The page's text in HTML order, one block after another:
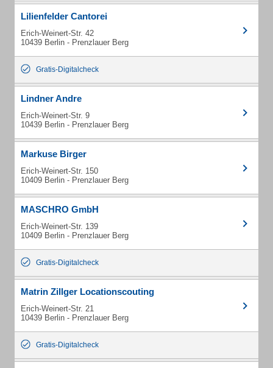
Lilienfelder Cantorei
Erich-Weinert-Str. 42
10439 Berlin - Prenzlauer Berg
Gratis-Digitalcheck
Lindner Andre
Erich-Weinert-Str. 9
10439 Berlin - Prenzlauer Berg
Markuse Birger
Erich-Weinert-Str. 150
10409 Berlin - Prenzlauer Berg
MASCHRO GmbH
Erich-Weinert-Str. 139
10409 Berlin - Prenzlauer Berg
Gratis-Digitalcheck
Matrin Zillger Locationscouting
Erich-Weinert-Str. 21
10439 Berlin - Prenzlauer Berg
Gratis-Digitalcheck